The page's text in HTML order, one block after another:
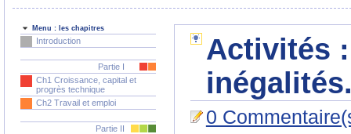
Menu : les chapitres
Introduction
Partie I
Ch1 Croissance, capital et
progrès technique
Ch2 Travail et emploi
Partie II
Activités
0